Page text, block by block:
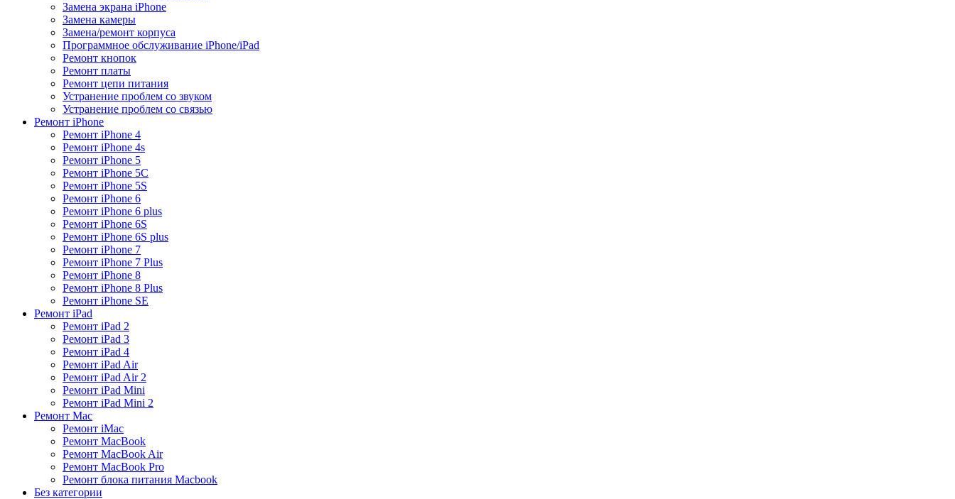
Замена экрана iPhone
Замена камеры
Замена/ремонт корпуса
Программное обслуживание iPhone/iPad
Ремонт кнопок
Ремонт платы
Ремонт цепи питания
Устранение проблем со звуком
Устранение проблем со связью
Ремонт iPhone
Ремонт iPhone 4
Ремонт iPhone 4s
Ремонт iPhone 5
Ремонт iPhone 5C
Ремонт iPhone 5S
Ремонт iPhone 6
Ремонт iPhone 6 plus
Ремонт iPhone 6S
Ремонт iPhone 6S plus
Ремонт iPhone 7
Ремонт iPhone 7 Plus
Ремонт iPhone 8
Ремонт iPhone 8 Plus
Ремонт iPhone SE
Ремонт iPad
Ремонт iPad 2
Ремонт iPad 3
Ремонт iPad 4
Ремонт iPad Air
Ремонт iPad Air 2
Ремонт iPad Mini
Ремонт iPad Mini 2
Ремонт Mac
Ремонт iMac
Ремонт MacBook
Ремонт MacBook Air
Ремонт MacBook Pro
Ремонт блока питания Macbook
Без категории